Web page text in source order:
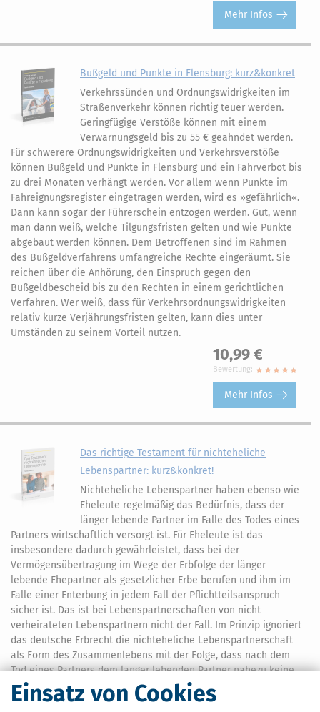
Einsatz von Cookies
Mehr Infos
Bußgeld und Punkte in Flensburg: kurz&konkret
Verkehrssünden und Ordnungswidrigkeiten im
Straßenverkehr können richtig teuer werden.
Geringfügige Verstöße können mit einem
Verwarnungsgeld bis zu 55 € geahndet werden.
Für schwerere Ordnungswidrigkeiten und Verkehrsverstöße
können Bußgeld und Punkte in Flensburg und ein Fahrverbot bis
zu drei Monaten verhängt werden. Vor allem wenn Punkte im
Fahreignungsregister eingetragen werden, wird es »gefährlich«.
Dann kann sogar der Führerschein entzogen werden. Gut, wenn
man dann weiß, welche Tilgungsfristen gelten und wie Punkte
abgebaut werden können. Dem Betroffenen sind im Rahmen
des Bußgeldverfahrens umfangreiche Rechte eingeräumt. Sie
reichen über die Anhörung, den Einspruch gegen den
Bußgeldbescheid bis zu den Rechten in einem gerichtlichen
Verfahren. Wer weiß, dass für Verkehrsordnungswidrigkeiten
relativ kurze Verjährungsfristen gelten, kann dies unter
Umständen zu seinem Vorteil nutzen.
10,99 €
Bewertung:
Mehr Infos
Das richtige Testament für nichteheliche
Lebenspartner: kurz&konkret!
Nichteheliche Lebenspartner haben ebenso wie
Eheleute regelmäßig das Bedürfnis, dass der
länger lebende Partner im Falle des Todes eines
Partners wirtschaftlich versorgt ist. Für Eheleute ist das
insbesondere dadurch gewährleistet, dass bei der
Vermögensübertragung im Wege der Erbfolge der länger
lebende Ehepartner als gesetzlicher Erbe berufen und ihm im
Falle einer Enterbung in jedem Fall der Pflichtteilsanspruch
sicher ist. Das ist bei Lebenspartnerschaften von nicht
verheirateten Lebenspartnern nicht der Fall. Im Prinzip ignoriert
das deutsche Erbrecht die nichteheliche Lebenspartnerschaft
als Form des Zusammenlebens mit der Folge, dass nach dem
Tod eines Partners dem länger lebenden Partner nahezu keine
Rechte zustehen, und das selbst bei langjährigen
Partnerschaften.